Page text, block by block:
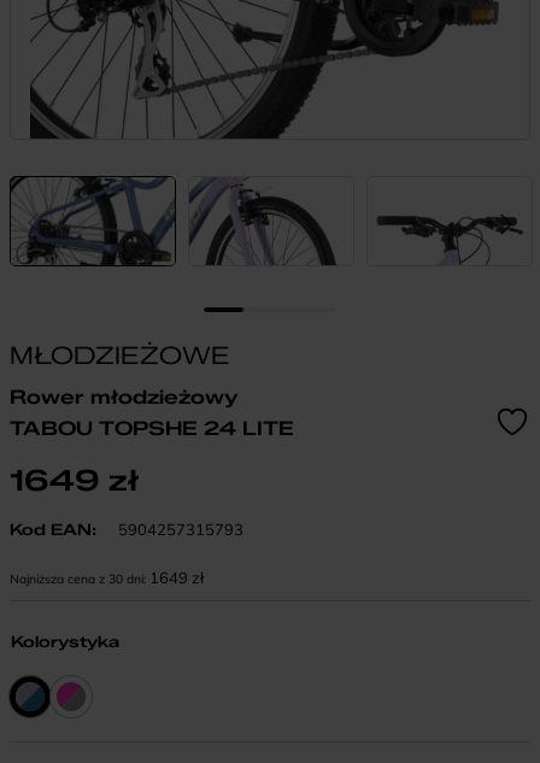
MŁODZIEŻOWE
Rower młodzieżowy
TABOU TOPSHE 24 LITE
1649 zł
Kod EAN: 5904257315793
Najniższa cena z 30 dni: 1649 zł
Kolorystyka